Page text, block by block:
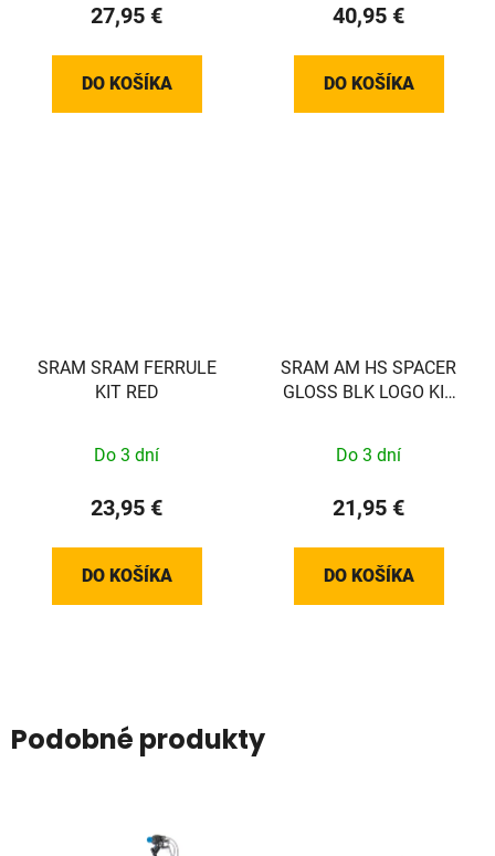
27,95 €
DO KOŠÍKA
40,95 €
DO KOŠÍKA
SRAM SRAM FERRULE
KIT RED
Do 3 dní
23,95 €
DO KOŠÍKA
SRAM AM HS SPACER
GLOSS BLK LOGO KIT
Do 3 dní
21,95 €
DO KOŠÍKA
Podobné produkty